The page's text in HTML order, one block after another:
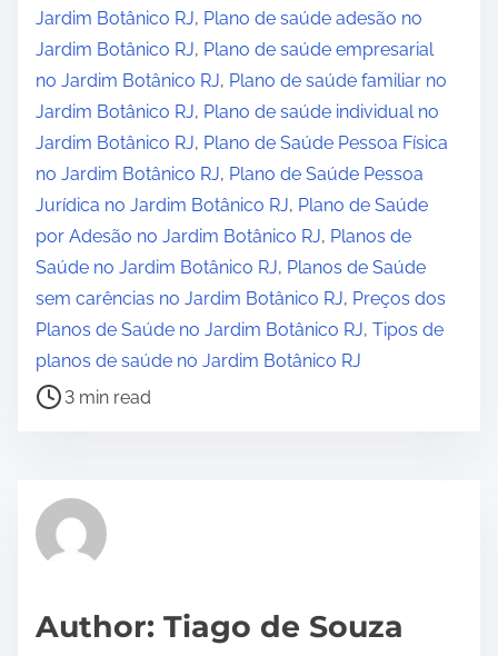
Jardim Botânico RJ, Plano de saúde adesão no
Jardim Botânico RJ, Plano de saúde empresarial
no Jardim Botânico RJ, Plano de saúde familiar no
Jardim Botânico RJ, Plano de saúde individual no
Jardim Botânico RJ, Plano de Saúde Pessoa Física
no Jardim Botânico RJ, Plano de Saúde Pessoa
Jurídica no Jardim Botânico RJ, Plano de Saúde
por Adesão no Jardim Botânico RJ, Planos de
Saúde no Jardim Botânico RJ, Planos de Saúde
sem carências no Jardim Botânico RJ, Preços dos
Planos de Saúde no Jardim Botânico RJ, Tipos de
planos de saúde no Jardim Botânico RJ
s
r
e
a
d
i
m
e
3 min read
Author: Tiago de Souza